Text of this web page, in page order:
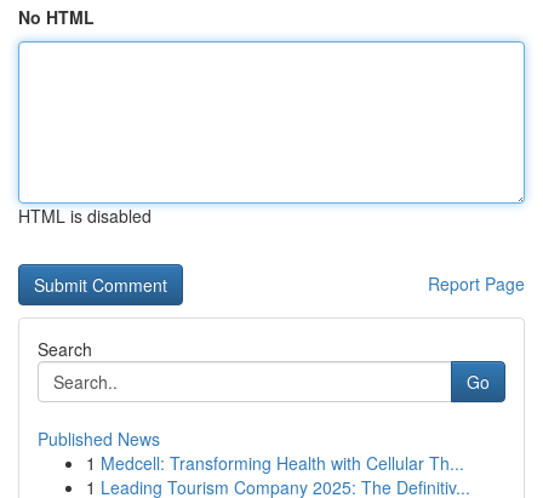
No HTML
HTML is disabled
Report Page
Search
Go
Published News
1 Medcell: Transforming Health with Cellular Th...
1 Leading Tourism Company 2025: The Definitiv...